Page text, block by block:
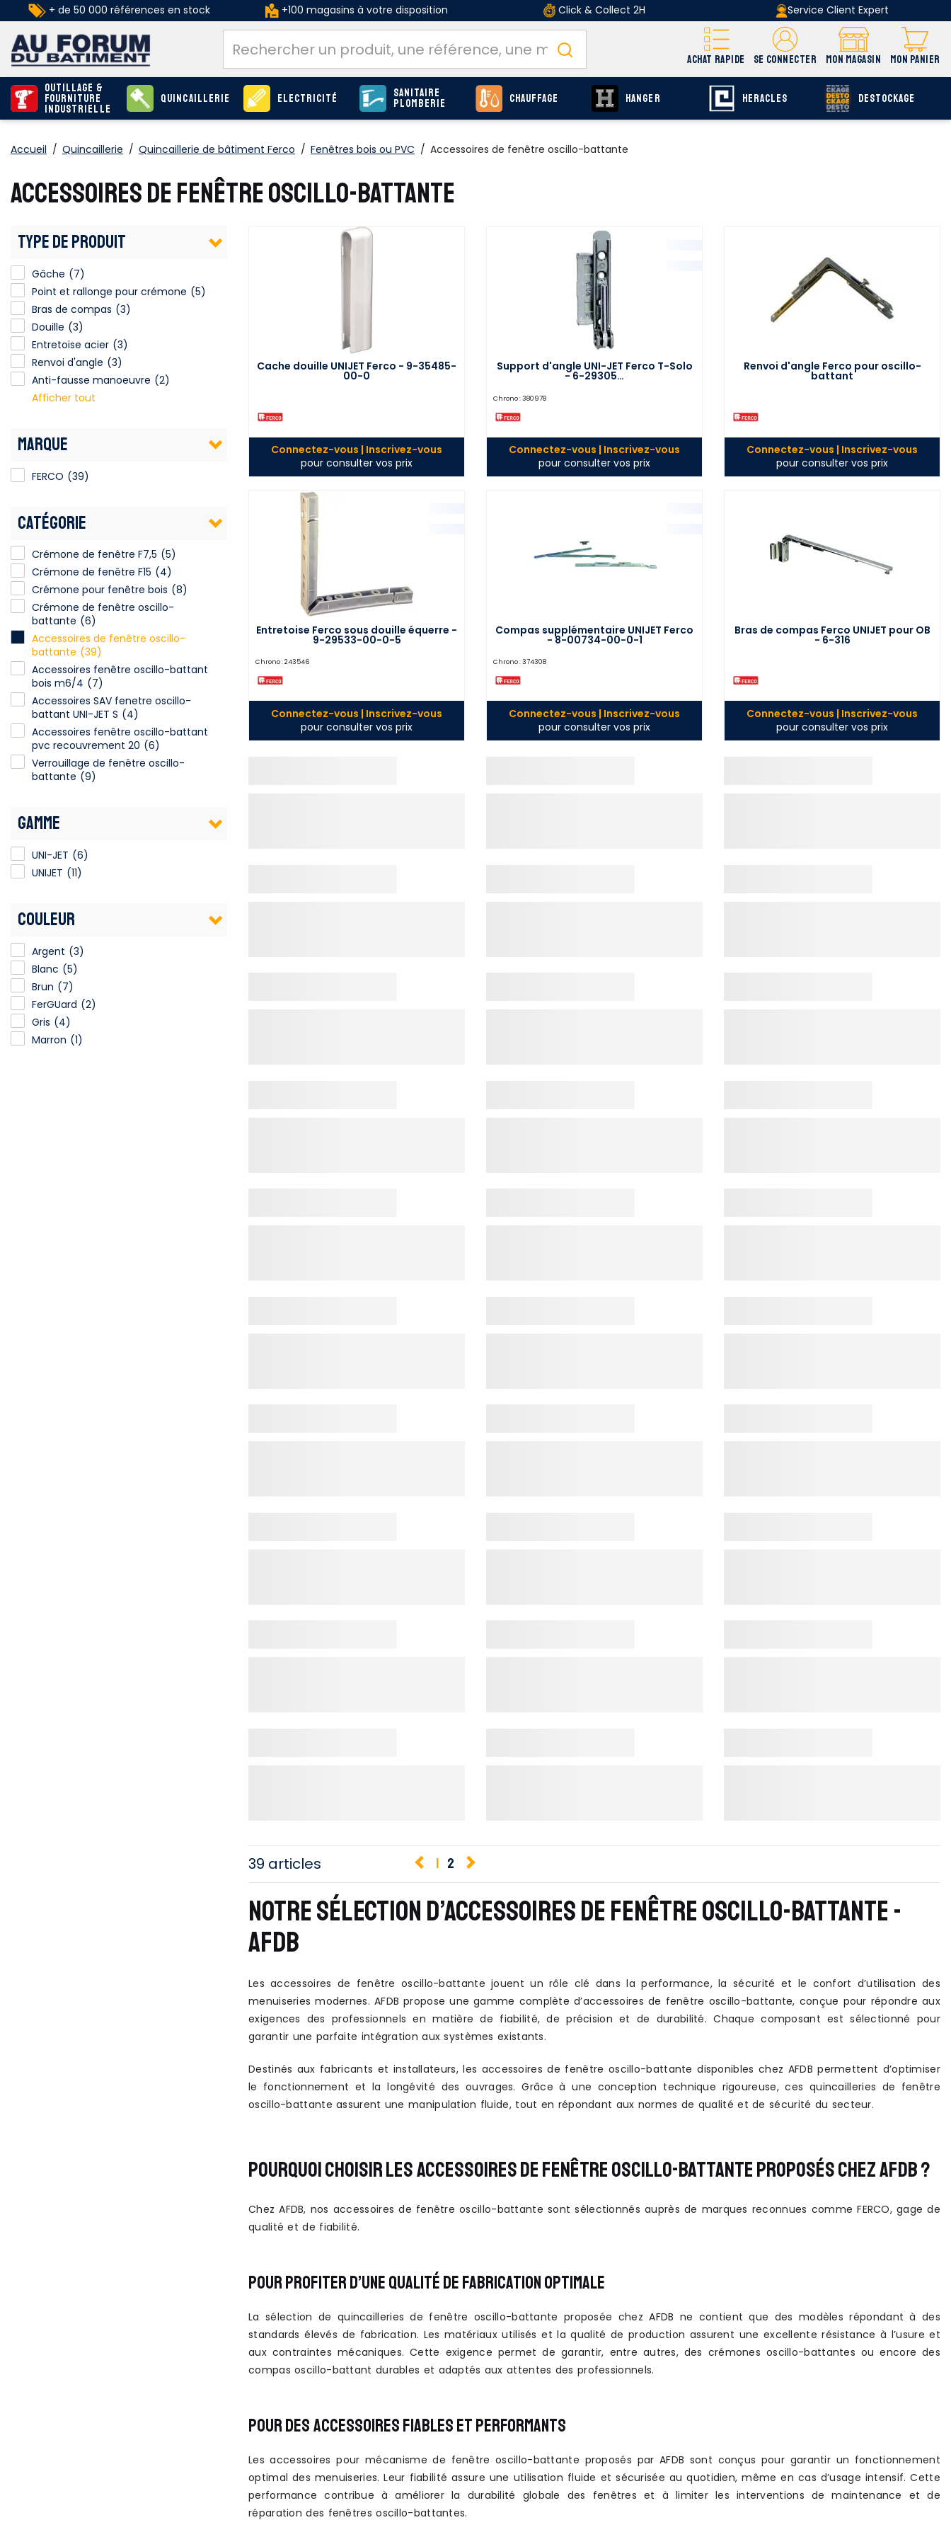
+ de 50 000 références en stock +100 magasins à votre disposition Click & Collect 2H Service Client Expert
ACHAT RAPIDE SE CONNECTER MON MAGASIN MON PANIER
Outillage &
Fourniture
industrielle
Quincaillerie Electricité Sanitaire
Plomberie Chauffage HANGER HERACLES DESTOCKAGE
Accueil / Quincaillerie / Quincaillerie de bâtiment Ferco / Fenêtres bois ou PVC / Accessoires de fenêtre oscillo-battante
ACCESSOIRES DE FENÊTRE OSCILLO-BATTANTE
TYPE DE PRODUIT
Gâche (7)
Point et rallonge pour crémone (5)
Bras de compas (3)
Douille (3)
Entretoise acier (3)
Renvoi d'angle (3)
Anti-fausse manoeuvre (2)
Afficher tout
MARQUE
FERCO (39)
CATÉGORIE
Crémone de fenêtre F7,5 (5)
Crémone de fenêtre F15 (4)
Crémone pour fenêtre bois (8)
Crémone de fenêtre oscillo-
battante (6)
Accessoires de fenêtre oscillo-
battante (39)
Accessoires fenêtre oscillo-battant
bois m6/4 (7)
Accessoires SAV fenetre oscillo-
battant UNI-JET S (4)
Accessoires fenêtre oscillo-battant
pvc recouvrement 20 (6)
Verrouillage de fenêtre oscillo-
battante (9)
GAMME
UNI-JET (6)
UNIJET (11)
COULEUR
Argent (3)
Blanc (5)
Brun (7)
FerGUard (2)
Gris (4)
Marron (1)
Cache douille UNIJET Ferco - 9-35485-
00-0
Connectez-vous | Inscrivez-vous
pour consulter vos prix
Support d'angle UNI-JET Ferco T-Solo
- 6-29305…
Chrono :380978
Connectez-vous | Inscrivez-vous
pour consulter vos prix
Renvoi d'angle Ferco pour oscillo-
battant
Connectez-vous | Inscrivez-vous
pour consulter vos prix
Entretoise Ferco sous douille équerre -
9-29533-00-0-5
Chrono :243546
Connectez-vous | Inscrivez-vous
pour consulter vos prix
Compas supplémentaire UNIJET Ferco
- 8-00734-00-0-1
Chrono :374308
Connectez-vous | Inscrivez-vous
pour consulter vos prix
Bras de compas Ferco UNIJET pour OB
- 6-316
Connectez-vous | Inscrivez-vous
pour consulter vos prix
39 articles 1 2
NOTRE SÉLECTION D’ACCESSOIRES DE FENÊTRE OSCILLO-BATTANTE -
AFDB
Les accessoires de fenêtre oscillo-battante jouent un rôle clé dans la performance, la sécurité et le confort d’utilisation des
menuiseries modernes. AFDB propose une gamme complète d’accessoires de fenêtre oscillo-battante, conçue pour répondre aux
exigences des professionnels en matière de fiabilité, de précision et de durabilité. Chaque composant est sélectionné pour
garantir une parfaite intégration aux systèmes existants.
Destinés aux fabricants et installateurs, les accessoires de fenêtre oscillo-battante disponibles chez AFDB permettent d’optimiser
le fonctionnement et la longévité des ouvrages. Grâce à une conception technique rigoureuse, ces quincailleries de fenêtre
oscillo-battante assurent une manipulation fluide, tout en répondant aux normes de qualité et de sécurité du secteur.
POURQUOI CHOISIR LES ACCESSOIRES DE FENÊTRE OSCILLO-BATTANTE PROPOSÉS CHEZ AFDB ?
Chez AFDB, nos accessoires de fenêtre oscillo-battante sont sélectionnés auprès de marques reconnues comme FERCO, gage de
qualité et de fiabilité.
POUR PROFITER D’UNE QUALITÉ DE FABRICATION OPTIMALE
La sélection de quincailleries de fenêtre oscillo-battante proposée chez AFDB ne contient que des modèles répondant à des
standards élevés de fabrication. Les matériaux utilisés et la qualité de production assurent une excellente résistance à l’usure et
aux contraintes mécaniques. Cette exigence permet de garantir, entre autres, des crémones oscillo-battantes ou encore des
compas oscillo-battant durables et adaptés aux attentes des professionnels.
POUR DES ACCESSOIRES FIABLES ET PERFORMANTS
Les accessoires pour mécanisme de fenêtre oscillo-battante proposés par AFDB sont conçus pour garantir un fonctionnement
optimal des menuiseries. Leur fiabilité assure une utilisation fluide et sécurisée au quotidien, même en cas d’usage intensif. Cette
performance contribue à améliorer la durabilité globale des fenêtres et à limiter les interventions de maintenance et de
réparation des fenêtres oscillo-battantes.